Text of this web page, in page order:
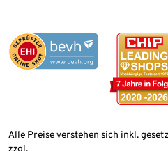
Alle Preise verstehen sich inkl.
zzgl.